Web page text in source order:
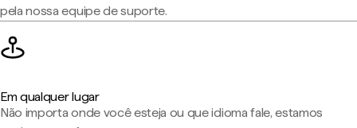
pela nossa equipe de suporte.
Em qualquer lugar
Não importa onde você esteja ou que idioma fale, estamos